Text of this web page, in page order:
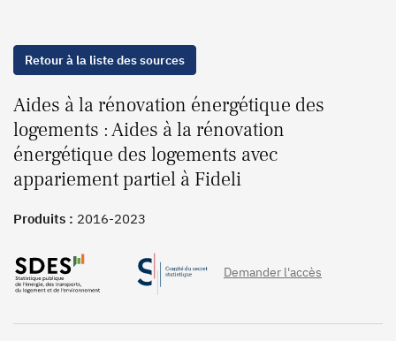
Retour à la liste des sources
Aides à la rénovation énergétique des
logements : Aides à la rénovation
énergétique des logements avec
appariement partiel à Fideli
Produits : 2016-2023
Demander l'accès